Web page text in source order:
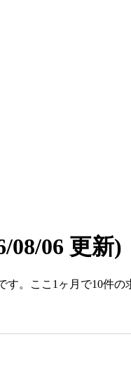
08/06 更新)
。ここ1ヶ月で10件の